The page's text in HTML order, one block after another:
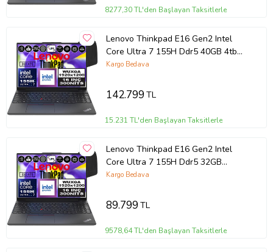
8277,30 TL'den Başlayan Taksitlerle
Lenovo Thinkpad E16 Gen2 Intel
Core Ultra 7 155H Ddr5 40GB 4tb
SSD Intel® Aı Boost 16" Wuxga IPS
Bilgisayar 21MA002UTXH16 + Zetta
Kargo Bedava
142.799TL
15.231 TL'den Başlayan Taksitlerle
Lenovo Thinkpad E16 Gen2 Intel
Core Ultra 7 155H Ddr5 32GB
512GB SSD Intel® Aı Boost 16"
Taşınabilir Bilgisayar
Kargo Bedava
89.799TL
9578,64 TL'den Başlayan Taksitlerle